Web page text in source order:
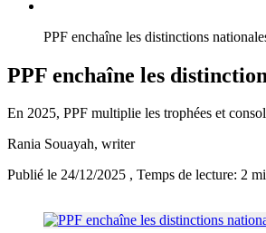
PPF enchaîne les distinctions
PPF enchaîne les
En 2025, PPF multiplie les trophées et
Rania Souayah, writer
Publié le 24/12/2025 , Temps de lecture: 2